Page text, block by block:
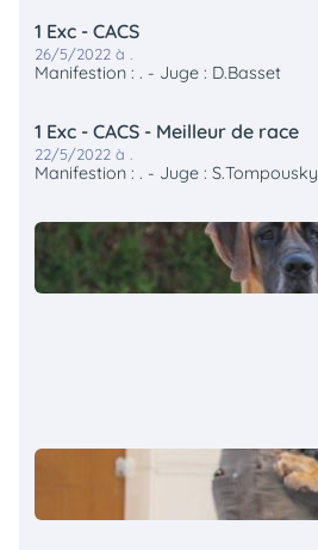
1 Exc - CACS
26/5/2022 à .
Manifestion : . - Juge : D.Basset
1 Exc - CACS - Meilleur de race
22/5/2022 à .
Manifestion : . - Juge : S.Tompousky